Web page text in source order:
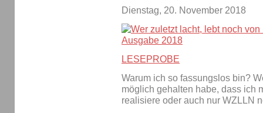
Dienstag, 20. November 2018
LESEPROBE
Warum ich so fassungslos bin?
möglich gehalten habe, dass ich
realisiere oder auch nur WZLLN